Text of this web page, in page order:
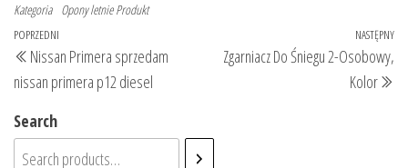
Kategoria Opony letnie Produkt
Nawigacja
wpisu
Poprzedni
wpis
POPRZEDNI
Nissan Primera sprzedam
nissan primera p12 diesel
NASTĘPNY
Zgarniacz Do Śniegu 2-Osobowy,
Kolor
Search